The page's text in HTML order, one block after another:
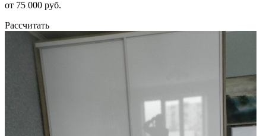
от 75 000 руб.
Рассчитать